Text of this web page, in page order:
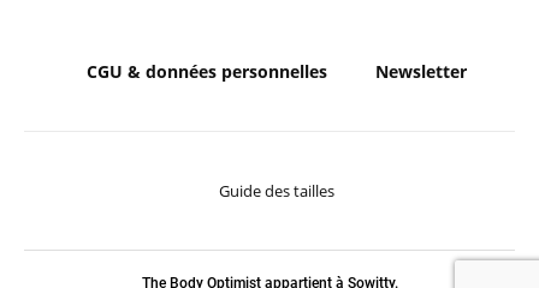
CGU & données personnelles Newsletter
Guide des tailles
The Body Optimist appartient à Sowitty.